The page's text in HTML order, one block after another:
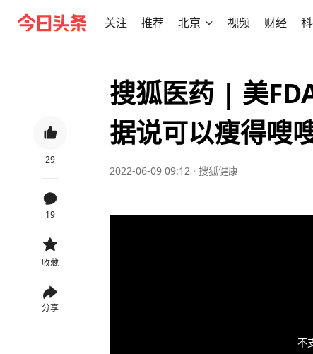
关注 推荐 北京 视频 财经
29
19
收藏
分享
搜狐医药 | 美
据说可以瘦得嗖
2022-06-09 09:12 · 搜狐健康
不